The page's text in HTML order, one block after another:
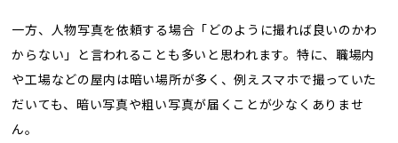
一方、人物写真を依頼する場合「どのように撮れば良いのかわ
からない」と言われることも多いと思われます。特に、職場内
や工場などの屋内は暗い場所が多く、例えスマホで撮っていた
だいても、暗い写真や粗い写真が届くことが少なくありませ
ん。